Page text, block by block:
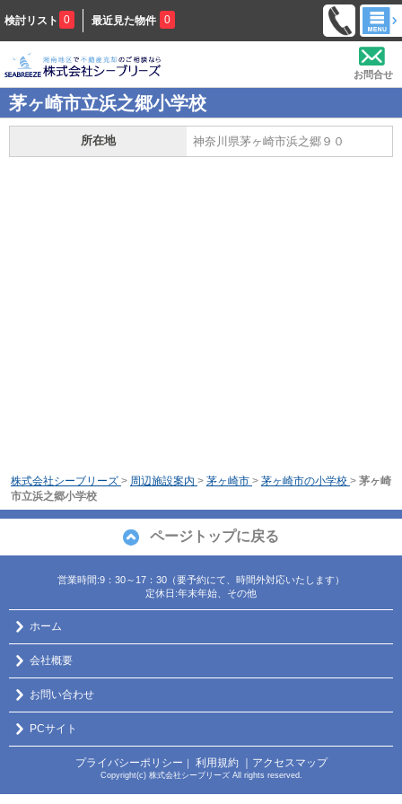
検討リスト 0 最近見た物件 0
お問合せ
茅ヶ崎市立浜之郷小学校
所在地 神奈川県茅ヶ崎市浜之郷９０
株式会社シーブリーズ > 周辺施設案内 > 茅ヶ崎市 > 茅ヶ崎市の小学校 > 茅ヶ崎
市立浜之郷小学校
ページトップに戻る
営業時間:9：30～17：30（要予約にて、時間外対応いたします）
定休日:年末年始、その他
ホーム
会社概要
お問い合わせ
PCサイト
プライバシーポリシー ｜ 利用規約 ｜アクセスマップ
Copyright(c) 株式会社シーブリーズ All rights reserved.